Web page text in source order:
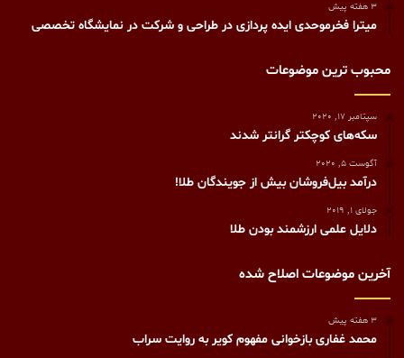
3 هفته پیش
میترا فخرموحدی ایده پردازی در طراحی و شرکت در نمایشگاه تخصصی
محبوب ترین موضوعات
سپتامبر 17, 2020
سکه‌های کوچکتر گرانتر شدند
آگوست 5, 2020
درآمد بیل‌فروشان بیش از جویندگان طلا!
جولای 1, 2019
دلایل علمی ارزشمند بودن طلا
آخرین موضوعات اصلاح شده
3 هفته پیش
محمد غفاری بازخوانی مفهوم کویر به روایت سراب